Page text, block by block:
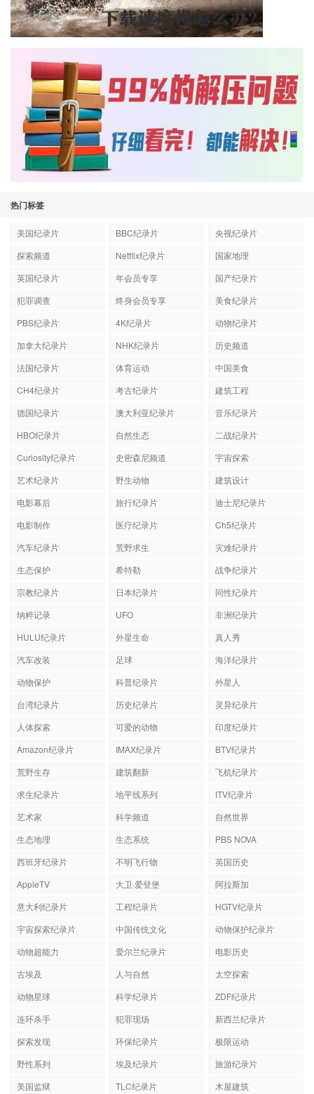
热门标签
美国纪录片 BBC纪录片
央视纪录片
探索频道
Netflix纪录片
国家地理
英国纪录片
年会员专享
国产纪录片
犯罪调查
终身会员专享
美食纪录片
PBS纪录片
4K纪录片
动物纪录片
加拿大纪录片
NHK纪录片
历史频道
法国纪录片
体育运动
中国美食
CH4纪录片
考古纪录片
建筑工程
德国纪录片
澳大利亚纪录片
音乐纪录片
HBO纪录片
自然生态
二战纪录片
Curiosity纪录片
史密森尼频道
宇宙探索
艺术纪录片
野生动物
建筑设计
电影幕后
旅行纪录片
迪士尼纪录片
电影制作
医疗纪录片
Ch5纪录片
汽车纪录片
荒野求生
灾难纪录片
生态保护
希特勒
战争纪录片
宗教纪录片
日本纪录片
同性纪录片
纳粹记录
UFO
非洲纪录片
HULU纪录片
外星生命
真人秀
汽车改装
足球
海洋纪录片
动物保护
科普纪录片
外星人
台湾纪录片
历史纪录片
灵异纪录片
人体探索
可爱的动物
印度纪录片
Amazon纪录片
IMAX纪录片
BTV纪录片
荒野生存
建筑翻新
飞机纪录片
求生纪录片
地平线系列
ITV纪录片
艺术家
科学频道
自然世界
生态地理
生态系统
PBS NOVA
西班牙纪录片
不明飞行物
英国历史
AppleTV
大卫·爱登堡
阿拉斯加
意大利纪录片
工程纪录片
HGTV纪录片
宇宙探索纪录片
中国传统文化
动物保护纪录片
动物超能力
爱尔兰纪录片
电影历史
古埃及
人与自然
太空探索
动物星球
科学纪录片
ZDF纪录片
连环杀手
犯罪现场
新西兰纪录片
探索发现
环保纪录片
极限运动
野性系列
埃及纪录片
旅游纪录片
美国监狱
TLC纪录片
木屋建筑